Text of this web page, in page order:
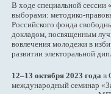
В ходе специальной
выборами: методико-
Российского фонда
докладом, посвященным
вовлечения молодежи в
развитии электоральной
12–13 октября 2023 года в
международный семинар